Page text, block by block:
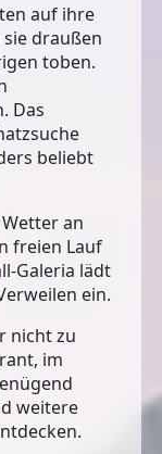
auf ihre
draußen
toben.
Das
beliebt
an
freien Lauf
Galeria lädt
ein.
nicht zu
im
weitere